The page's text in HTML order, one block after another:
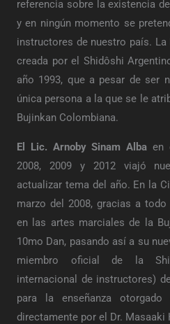
referencia sobre la existencia
y en ningún momento se
instructores de nuestro país.
creada por el Shidôshi
año 1993, que a pesar de ser
única persona a la que se le
Bujinkan Colombiana.
El Lic. Arnoby Sinam Alba en
2008, 2009 y 2012 viajó
actualizar tema del año. En la
marzo del 2008, gracias a
en las artes marciales de la
10mo Dan, pasando así a su
miembro oficial de la
internacional de instructores)
para la enseñanza
directamente por el Dr. Masaaki